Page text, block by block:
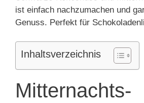
ist einfach nachzumachen und
Genuss. Perfekt für
Inhaltsverzeichnis
Mitternachts-